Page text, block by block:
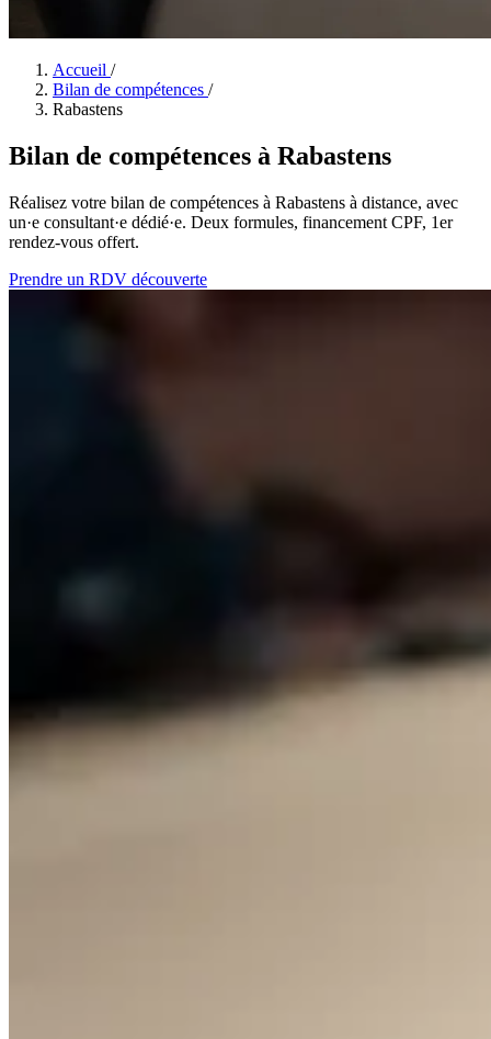
Accueil /
Bilan de compétences /
Rabastens
Bilan de compétences à Rabastens
Réalisez votre bilan de compétences à Rabastens à distance, avec
un·e consultant·e dédié·e. Deux formules, financement CPF, 1er
rendez-vous offert.
Prendre un RDV découverte